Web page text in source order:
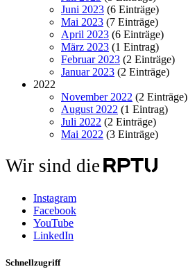
Juni 2023 (6 Einträge)
Mai 2023 (7 Einträge)
April 2023 (6 Einträge)
März 2023 (1 Eintrag)
Februar 2023 (2 Einträge)
Januar 2023 (2 Einträge)
2022
November 2022 (2 Einträge)
August 2022 (1 Eintrag)
Juli 2022 (2 Einträge)
Mai 2022 (3 Einträge)
Wir sind die
Instagram
Facebook
YouTube
LinkedIn
Schnellzugriff